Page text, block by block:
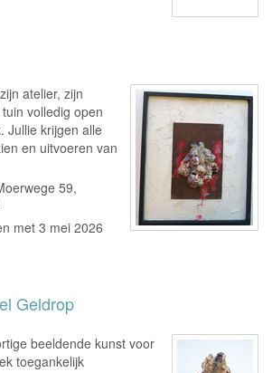
atelier, zijn
volledig open
Jullie krijgen alle
en uitvoeren van
59,
met 3 mei 2026
Geldrop
beeldende kunst voor
toegankelijk